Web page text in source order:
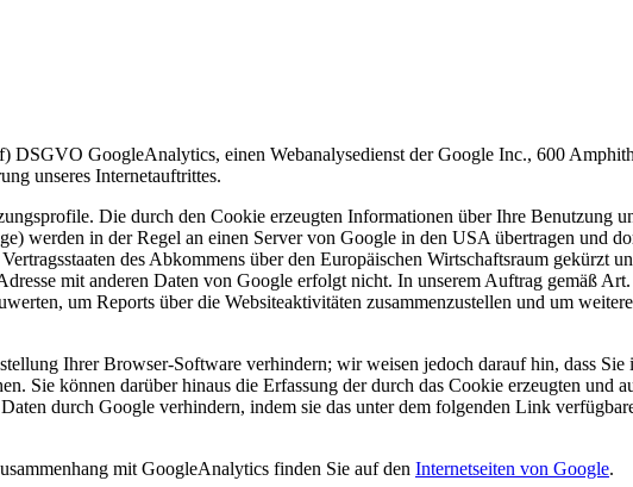
DSGVO GoogleAnalytics, einen Webanalysedienst der Google Inc., 600
unseres Internetauftrittes.
Die durch den Cookie erzeugten Informationen über Ihre Benutzung
werden in der Regel an einen Server von Google in den USA übertragen und
des Abkommens über den Europäischen Wirtschaftsraum gekürzt
mit anderen Daten von Google erfolgt nicht. In unserem Auftrag gemäß
um Reports über die Websiteaktivitäten zusammenzustellen und um
Ihrer Browser-Software verhindern; wir weisen jedoch darauf hin, dass
Sie können darüber hinaus die Erfassung der durch das Cookie erzeugten und
durch Google verhindern, indem sie das unter dem folgenden Link
mit GoogleAnalytics finden Sie auf den Internetseiten von Google.